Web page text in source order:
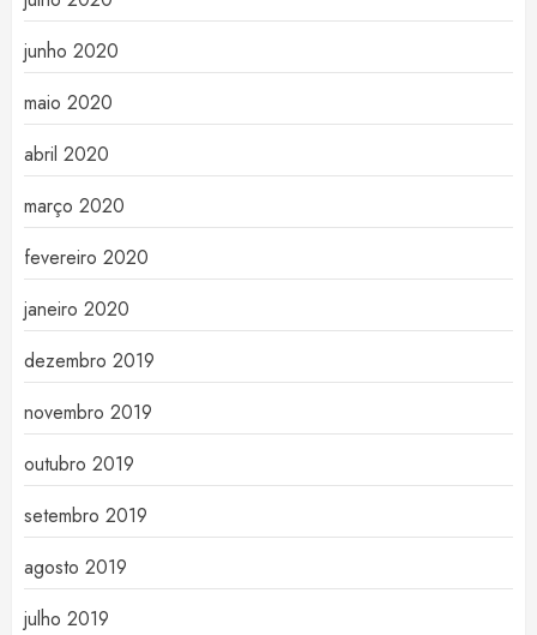
junho 2020
maio 2020
abril 2020
março 2020
fevereiro 2020
janeiro 2020
dezembro 2019
novembro 2019
outubro 2019
setembro 2019
agosto 2019
julho 2019